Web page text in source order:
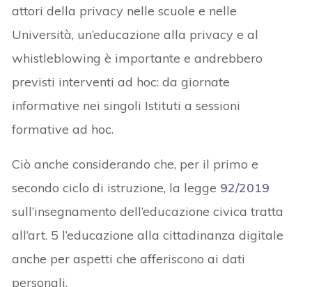
attori della privacy nelle scuole e nelle
Università, un’educazione alla privacy e al
whistleblowing è importante e andrebbero
previsti interventi ad hoc: da giornate
informative nei singoli Istituti a sessioni
formative ad hoc.
Ciò anche considerando che, per il primo e
secondo ciclo di istruzione, la legge 92/2019
sull’insegnamento dell’educazione civica tratta
all’art. 5 l’educazione alla cittadinanza digitale
anche per aspetti che afferiscono ai dati
personali.